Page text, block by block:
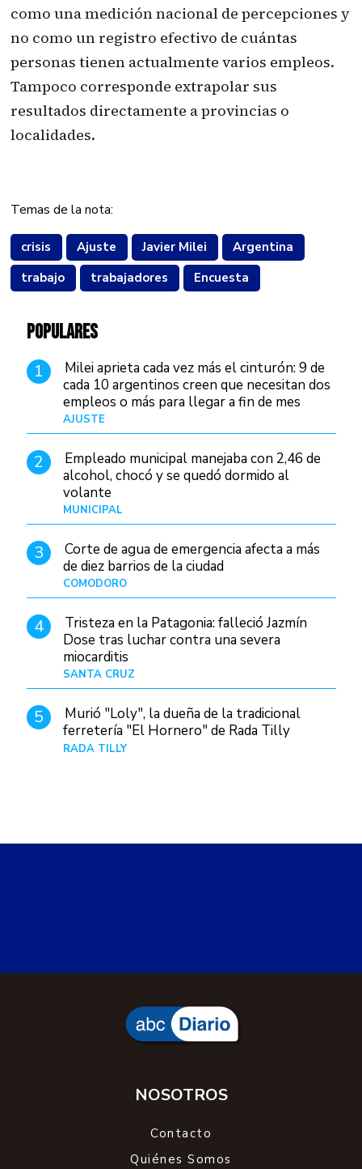
como una medición nacional de percepciones y
no como un registro efectivo de cuántas
personas tienen actualmente varios empleos.
Tampoco corresponde extrapolar sus
resultados directamente a provincias o
localidades.
Temas de la nota:
crisis Ajuste Javier Milei
Argentina
trabajo
trabajadores Encuesta
POPULARES
1
Milei aprieta cada vez más el cinturón: 9 de
cada 10 argentinos creen que necesitan dos
empleos o más para llegar a fin de mes
AJUSTE
2
Empleado municipal manejaba con 2,46 de
alcohol, chocó y se quedó dormido al
volante
MUNICIPAL
3
Corte de agua de emergencia afecta a más
de diez barrios de la ciudad
COMODORO
4
Tristeza en la Patagonia: falleció Jazmín
Dose tras luchar contra una severa
miocarditis
SANTA CRUZ
5
Murió "Loly", la dueña de la tradicional
ferretería "El Hornero" de Rada Tilly
RADA TILLY
NOSOTROS
Contacto
Quiénes Somos